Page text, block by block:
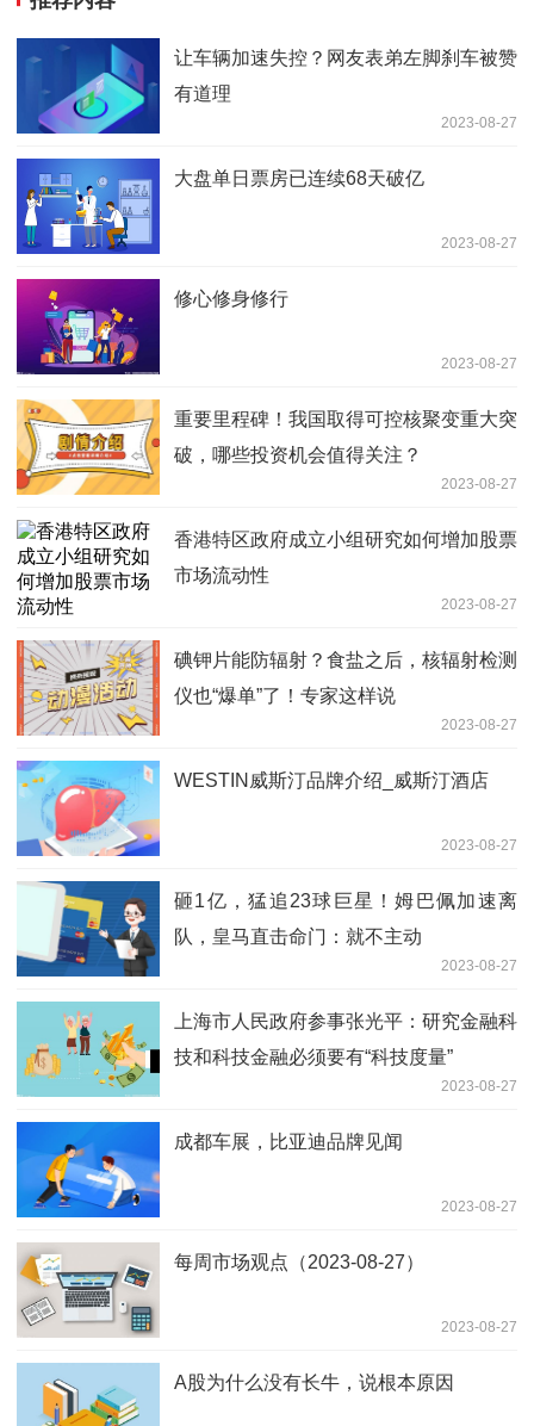
让车辆加速失控？网友表弟左脚刹车被赞
有道理
2023-08-27
大盘单日票房已连续68天破亿
2023-08-27
修心修身修行
2023-08-27
重要里程碑！我国取得可控核聚变重大突
破，哪些投资机会值得关注？
2023-08-27
香港特区政府成立小组研究如何增加股票
市场流动性
2023-08-27
碘钾片能防辐射？食盐之后，核辐射检测
仪也“爆单”了！专家这样说
2023-08-27
WESTIN威斯汀品牌介绍_威斯汀酒店
2023-08-27
砸1亿，猛追23球巨星！姆巴佩加速离
队，皇马直击命门：就不主动
2023-08-27
上海市人民政府参事张光平：研究金融科
技和科技金融必须要有“科技度量”
2023-08-27
成都车展，比亚迪品牌见闻
2023-08-27
每周市场观点（2023-08-27）
2023-08-27
A股为什么没有长牛，说根本原因